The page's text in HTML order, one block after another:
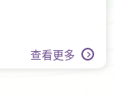
查看更多